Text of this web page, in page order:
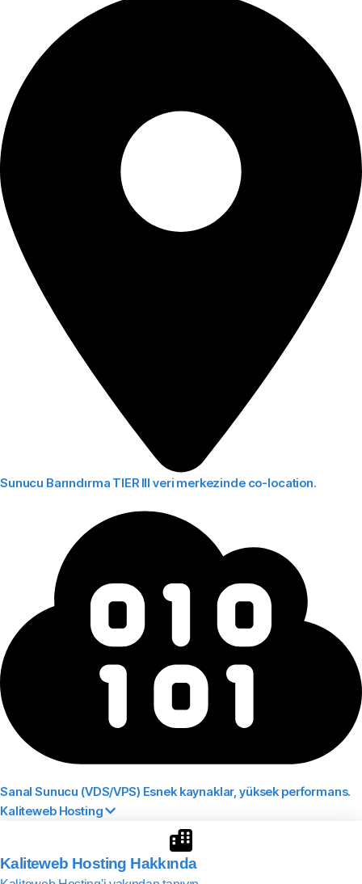
Sunucu Barındırma TIER III veri merkezinde co-location.
Sanal Sunucu (VDS/VPS) Esnek kaynaklar, yüksek performans.
Kaliteweb Hosting
Kaliteweb Hosting Hakkında